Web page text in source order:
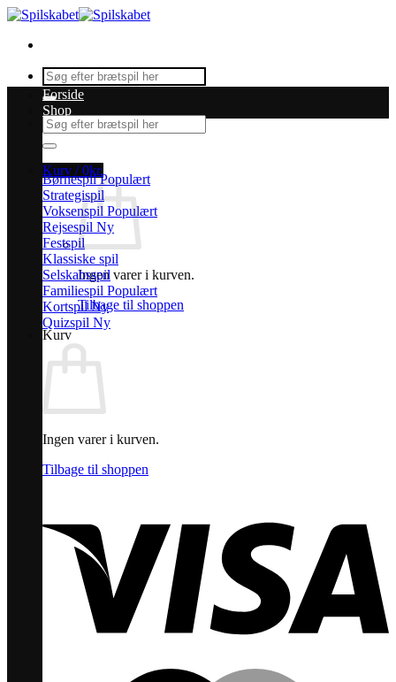
Fortsæt
indhold
Søg
efter:
Søg
efter:
Kurv /0kr.
Ingen varer i kurven.
Tilbage til shoppen
Kurv
Ingen varer i kurven.
Tilbage til shoppen
Forside
Shop
Børnespil
Strategispil
Voksenspil
Rejsespil
Festspil
Klassiske spil
Selskabsspil
Familiespil
Kortspil
Quizspil